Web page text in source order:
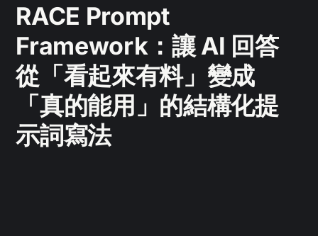
RACE Prompt
Framework：讓 AI 回答
從「看起來有料」變成
「真的能用」的結構化提
示詞寫法